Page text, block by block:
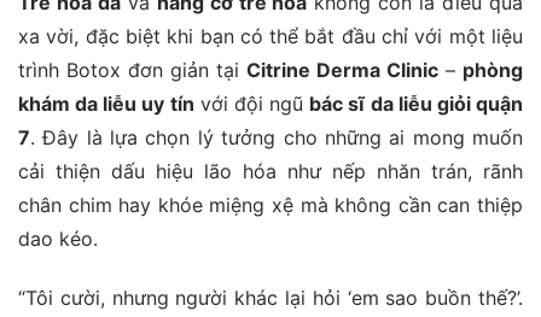
xa vời, đặc biệt khi bạn có thể bắt đầu chỉ với một liệu
trình Botox đơn giản tại Citrine Derma Clinic – phòng
khám da liễu uy tín với đội ngũ bác sĩ da liễu giỏi quận
7. Đây là lựa chọn lý tưởng cho những ai mong muốn
cải thiện dấu hiệu lão hóa như nếp nhăn trán, rãnh
chân chim hay khóe miệng xệ mà không cần can thiệp
dao kéo.
“Tôi cười, nhưng người khác lại hỏi ‘em sao buồn thế?’.